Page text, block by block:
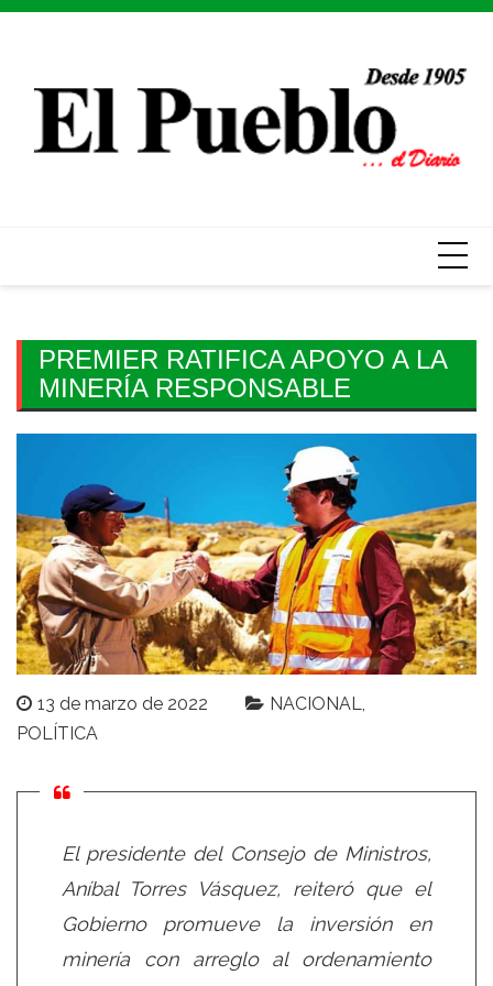
Skip
PREMIER RATIFICA APOYO A LA
MINERÍA RESPONSABLE
13 de marzo de 2022
NACIONAL
POLÍTICA
El presidente del Consejo de Ministros,
Aníbal Torres Vásquez, reiteró que el
Gobierno promueve la inversión en
minería con arreglo al ordenamiento